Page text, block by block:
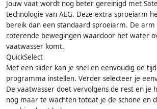
Jouw vaat wordt nog beter gereinigd met
technologie van AEG. Deze extra sproeiarm
bereik dan een standaard sproeiarm. De
roterende bewegingen waardoor het water
vaatwasser komt.
QuickSelect
Met een slider kan je snel en eenvoudig de
programma instellen. Verder selecteer je
De vaatwasser doet vervolgens de rest en je
nog maar te wachten totdat je de schone en